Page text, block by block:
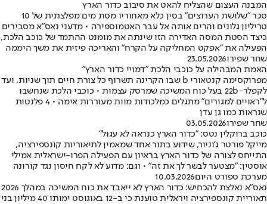
המבנה העצום שהצליח להאט את סיבוב כדור הארץ
סכר "שלושת הערוצים" בסין כלא מאחוריו מסת מים מפלצתית של 10
טריליון גלונים והרים אותה אל עבר האטמוספירה • מדעני נאס"א מסבירים
כיצד הסטת המסה האדירה הזו שינתה את מומנט ההתמד של כוכב הלכת,
הפעילה את "אפקט המחליקה על הקרח" והאריכה פיזית את משך היממה
שחר שפירו23.05.2026
האמת המבהילה על כוכבי הלכת "דמויי כדור הארץ"
מפרוקסימה קנטאורי b שבו הקרינה תשרוף כל צורת חיים תוך שניות, ועד
לקפלר-22b בעל כוח המשיכה שמרסק עצמות • כוכבי הלכת שנחשבו
ל"ראויים למגורים" מתגלים כמלכודות מוות מעוררות אימה • 4 פלנטות
שנראות כמו גן עדן
שחר שפירו03.05.2026
כוכב ברוקלין נטס: "כדור הארץ כנראה לא עגול"
מייקל פורטר ג'וניור, שידוע בתור אחד שמאמין לתיאוריות קונספירציה,
התייחס לצורה של כדור הארץ בראיון עם הפעילה הפרו-ישראלית אמילי
אוסטין: "מצטער לבשר לך את זה" • וגם: מדוע לא לקח חיסון נגד קורונה
מערכת ספורט היום10.03.2026
נאס"א נאלצת להכחיש: כדור הארץ לא ייאבד את כוח המשיכה במהלך 2026
תאוריית קונספירציה ויראלית טוענת כי ב-12 באוגוסט ימותו 40 מיליון בני